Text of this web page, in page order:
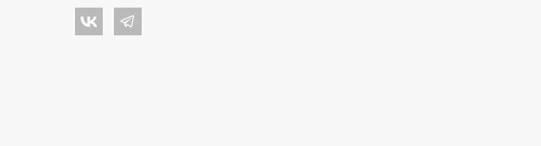
Центр обоев во Вконтакте
Центр обоев в Телеграме